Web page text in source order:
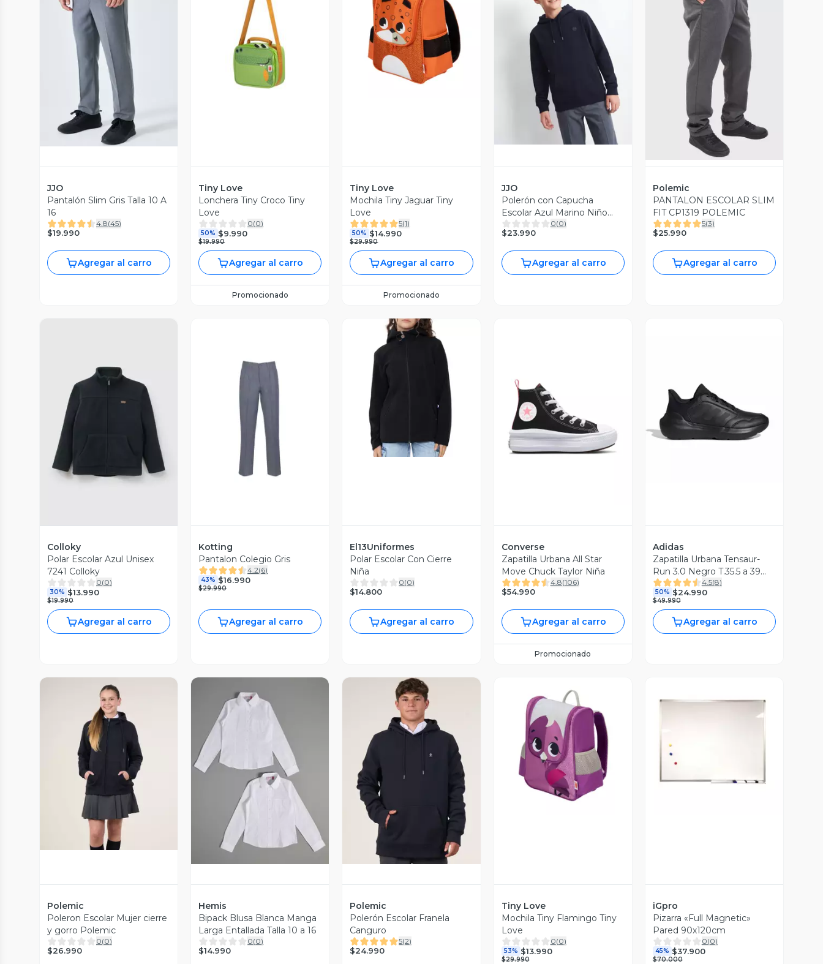
Vista Previa
JJO
Pantalón Slim Gris Talla 10 A
16
4.8(45)
$19.990
Agregar al carro
Vista Previa
Tiny Love
Lonchera Tiny Croco Tiny
Love
0(0)
50% $9.990
$19.990
Agregar al carro
Promocionado
Vista Previa
Tiny Love
Mochila Tiny Jaguar Tiny
Love
5(1)
50% $14.990
$29.990
Agregar al carro
Promocionado
Vista Previa
JJO
Polerón con Capucha
Escolar Azul Marino Niño
Talla S-M-L-Xl
0(0)
$23.990
Agregar al carro
Vista Previa
Polemic
PANTALON ESCOLAR SLIM
FIT CP1319 POLEMIC
5(3)
$25.990
Agregar al carro
Colloky
Polar Escolar Azul Unisex
7241 Colloky
0(0)
30% $13.990
$19.990
Agregar al carro
Vista Previa
Kotting
Pantalon Colegio Gris
4.2(6)
43% $16.990
$29.990
Agregar al carro
El13Uniformes
Polar Escolar Con Cierre
Niña
0(0)
$14.800
Agregar al carro
Vista Previa
Converse
Zapatilla Urbana All Star
Move Chuck Taylor Niña
4.8(106)
$54.990
Agregar al carro
Promocionado
Vista Previa
Adidas
Zapatilla Urbana Tensaur-
Run 3.0 Negro T.35.5 a 39
Unisex
4.5(8)
50% $24.990
$49.990
Agregar al carro
Vista Previa
Polemic
Poleron Escolar Mujer cierre
y gorro Polemic
0(0)
$26.990
Vista Previa
Hemis
Bipack Blusa Blanca Manga
Larga Entallada Talla 10 a 16
0(0)
$14.990
Vista Previa
Polemic
Polerón Escolar Franela
Canguro
5(2)
$24.990
Vista Previa
Tiny Love
Mochila Tiny Flamingo Tiny
Love
0(0)
53% $13.990
$29.990
iGpro
Pizarra «Full Magnetic»
Pared 90x120cm
0(0)
45% $37.900
$70.000